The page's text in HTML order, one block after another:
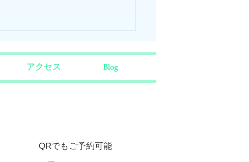
4月1日(水)休診とさせていただき
ます。 尚、４月2日(木)は通常通
アクセス Blog
​QRでもご予約可能